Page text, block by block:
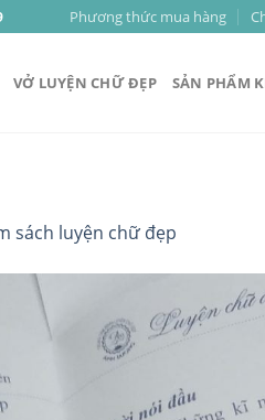
Phương thức mua hàng
VỞ LUYỆN CHỮ ĐẸP SẢN PHẨM
sách luyện chữ đẹp